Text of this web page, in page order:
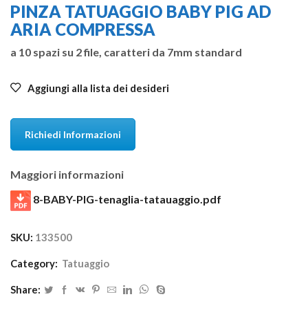
PINZA TATUAGGIO BABY PIG AD
ARIA COMPRESSA
a 10 spazi su 2 file, caratteri da 7mm standard
Aggiungi alla lista dei desideri
Richiedi Informazioni
Maggiori informazioni
8-BABY-PIG-tenaglia-tatauaggio.pdf
SKU: 133500
Category: Tatuaggio
Share: